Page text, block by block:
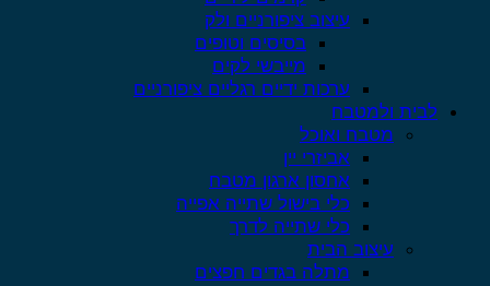
עיצוב ציפורניים ולק
בסיסים וטופים
מייבשי לקים
ערכות ידיים רגליים ציפורניים
לבית ולמטבח
מטבח ואוכל
אביזרי יין
אחסון ארגון מטבח
כלי בישול שתייה אפייה
כלי שתייה לדרך
עיצוב הבית
מתלה בגדים חפצים